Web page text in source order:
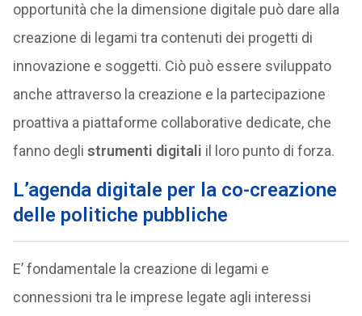
opportunità che la dimensione digitale può dare alla
creazione di legami tra contenuti dei progetti di
innovazione e soggetti. Ciò può essere sviluppato
anche attraverso la creazione e la partecipazione
proattiva a piattaforme collaborative dedicate, che
fanno degli strumenti digitali il loro punto di forza.
L’agenda digitale per la co-creazione
delle politiche pubbliche
E’ fondamentale la creazione di legami e
connessioni tra le imprese legate agli interessi